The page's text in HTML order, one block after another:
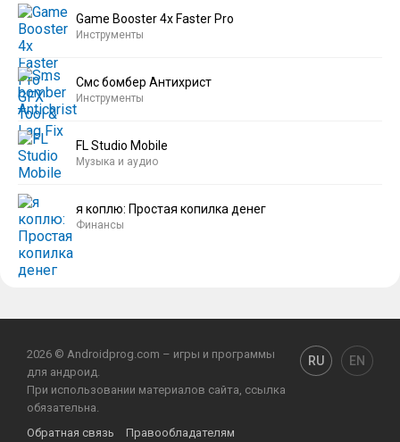
Game Booster 4x Faster Pro
Инструменты
Смс бомбер Антихрист
Инструменты
FL Studio Mobile
Музыка и аудио
я коплю: Простая копилка денег
Финансы
2026 © Androidprog.com – игры и программы
для андроид.
При использовании материалов сайта, ссылка
обязательна.
Обратная связь
Правообладателям
RU EN